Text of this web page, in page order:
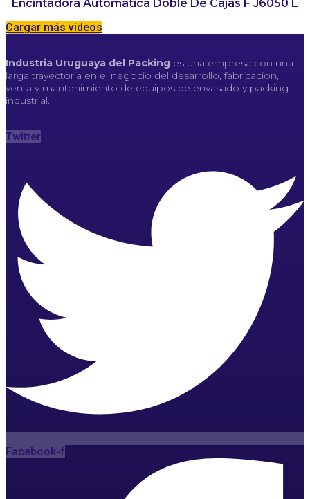
Encintadora Automática Doble De Cajas F J6050 L
Cargar más videos
Industria Uruguaya del Packing es una empresa con una
larga trayectoria en el negocio del desarrollo, fabricacion,
venta y mantenimiento de equipos de envasado y packing
industrial.
Twitter
Facebook-f